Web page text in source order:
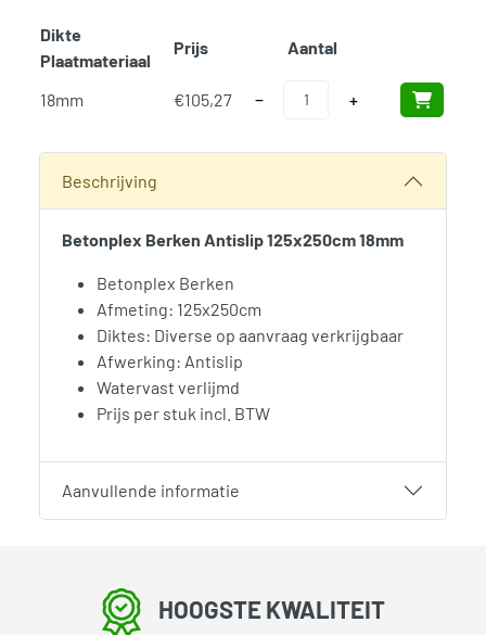
Dikte
Plaatmateriaal
Prijs Aantal
18mm
€105,27 −
Betonplex Berken 125x250cm
+
Beschrijving
Betonplex Berken Antislip 125x250cm 18mm
Betonplex Berken
Afmeting: 125x250cm
Diktes: Diverse op aanvraag verkrijgbaar
Afwerking: Antislip
Watervast verlijmd
Prijs per stuk incl. BTW
Aanvullende informatie
HOOGSTE KWALITEIT